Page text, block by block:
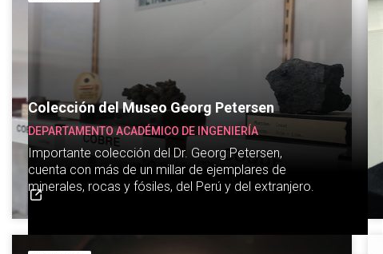
Colección del Museo Georg Petersen
DEPARTAMENTO ACADÉMICO DE INGENIERÍA
Importante colección del Dr. Georg Petersen,
cuenta con más de un millar de ejemplares de
minerales, rocas y fósiles, del Perú y del extranjero.